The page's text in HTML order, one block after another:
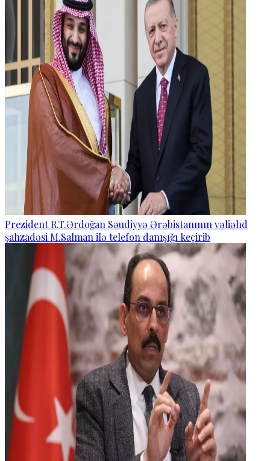
Prezident R.T.Ərdoğan Səudiyyə Ərəbistanının vəliəhd
şahzadəsi M.Salman ilə telefon danışığı keçirib